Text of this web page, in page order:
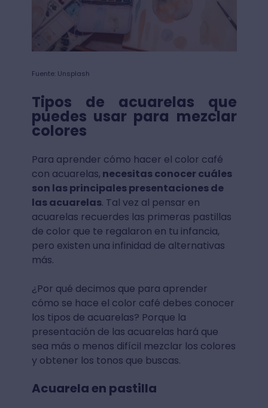
Fuente: Unsplash
Tipos de acuarelas que
puedes usar para mezclar
colores
Para aprender cómo hacer el color café
con acuarelas, necesitas conocer cuáles
son las principales presentaciones de
las acuarelas. Tal vez al pensar en
acuarelas recuerdes las primeras pastillas
de color que te regalaron en tu infancia,
pero existen una infinidad de alternativas
más.
¿Por qué decimos que para aprender
cómo se hace el color café debes conocer
los tipos de acuarelas? Porque la
presentación de las acuarelas hará que
sea más o menos difícil mezclar los colores
y obtener los tonos que buscas.
Acuarela en pastilla